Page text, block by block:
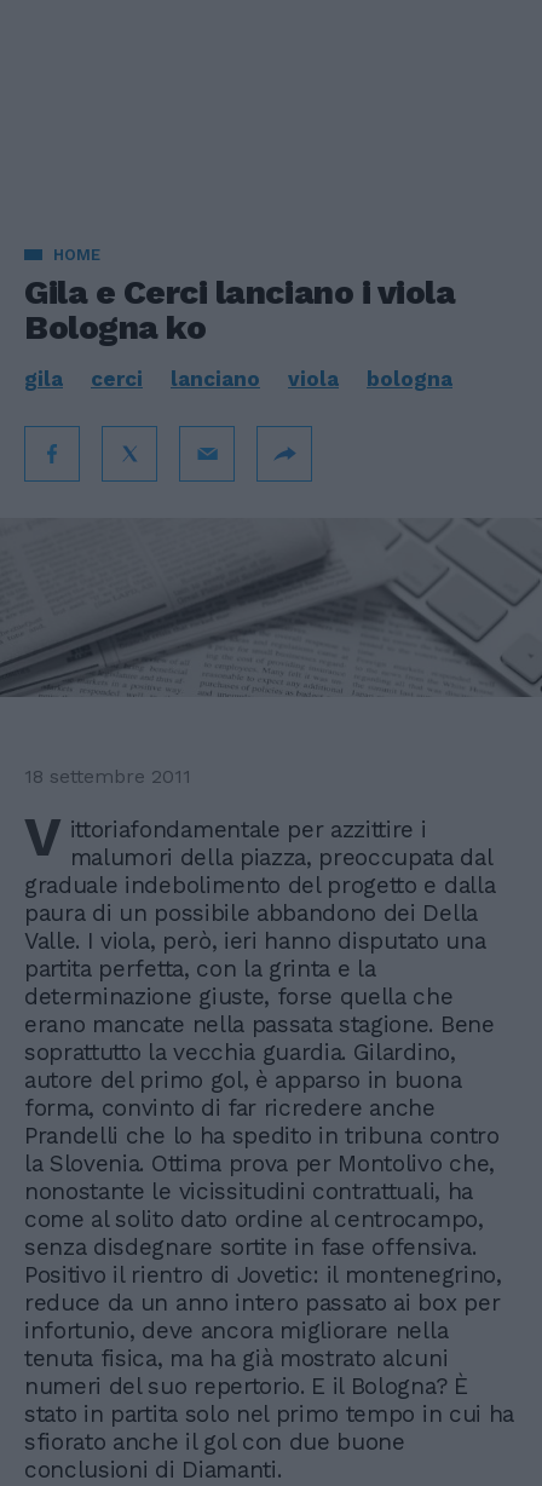
HOME
Gila e Cerci lanciano i viola
Bologna ko
gila cerci lanciano viola bologna
18 settembre 2011
V ittoriafondamentale per azzittire i
malumori della piazza, preoccupata dal
graduale indebolimento del progetto e dalla
paura di un possibile abbandono dei Della
Valle. I viola, però, ieri hanno disputato una
partita perfetta, con la grinta e la
determinazione giuste, forse quella che
erano mancate nella passata stagione. Bene
soprattutto la vecchia guardia. Gilardino,
autore del primo gol, è apparso in buona
forma, convinto di far ricredere anche
Prandelli che lo ha spedito in tribuna contro
la Slovenia. Ottima prova per Montolivo che,
nonostante le vicissitudini contrattuali, ha
come al solito dato ordine al centrocampo,
senza disdegnare sortite in fase offensiva.
Positivo il rientro di Jovetic: il montenegrino,
reduce da un anno intero passato ai box per
infortunio, deve ancora migliorare nella
tenuta fisica, ma ha già mostrato alcuni
numeri del suo repertorio. E il Bologna? È
stato in partita solo nel primo tempo in cui ha
sfiorato anche il gol con due buone
conclusioni di Diamanti.